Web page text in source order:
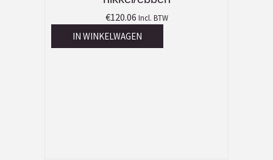
€120.06 Incl. BTW
IN WINKELWAGEN